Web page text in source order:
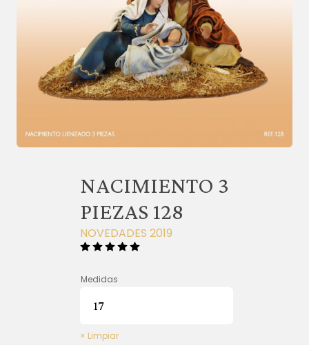
NACIMIENTO 3
PIEZAS 128
NOVEDADES 2019
Medidas
Limpiar